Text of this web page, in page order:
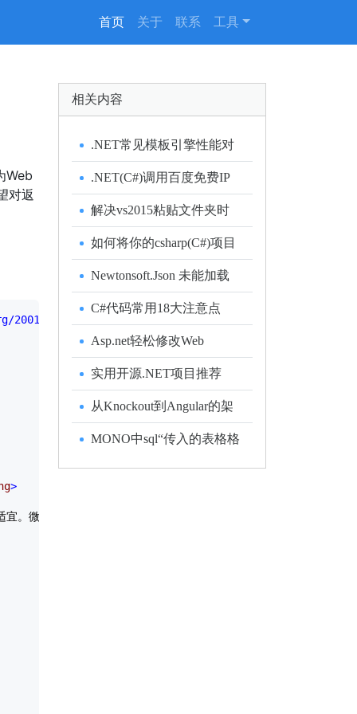
首页(current)
关于 联系 工具
Web
对返
XMLSchema"
>
相关内容
.NET常见模板引擎性能对
比测试
.NET(C#)调用百度免费IP
查询接口查询IP归属地
解决vs2015粘贴文件夹时
无法复制(展开)子文件夹的
问题
如何将你的csharp(C#)项目
加入Travis CI持续构建队列
Newtonsoft.Json 未能加载
System.Collections.Generic.I
ReadOnlyDictionary`2 的解
C#代码常用18大注意点
Asp.net轻松修改Web
Service返回格式
实用开源.NET项目推荐
从Knockout到Angular的架
构演变
MONO中sql“传入的表格格